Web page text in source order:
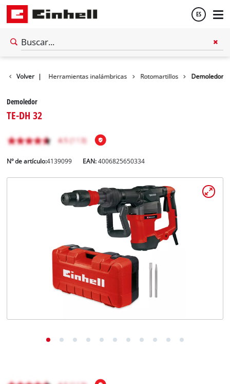
ES
Volver |
Taller Herramientas inalámbricas Rotomartillos Demoledor
Demoledor
TE-DH 32
Nº de artículo:4139099 EAN:4006825650334